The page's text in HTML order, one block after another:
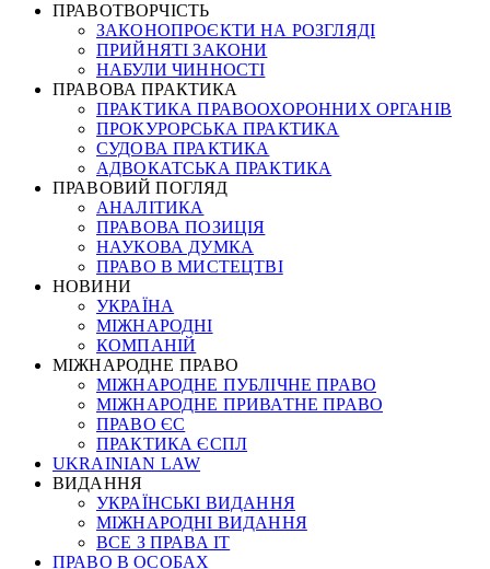
ПРАВОТВОРЧІСТЬ
ЗАКОНОПРОЄКТИ НА РОЗГЛЯДІ
ПРИЙНЯТІ ЗАКОНИ
НАБУЛИ ЧИННОСТІ
ПРАВОВА ПРАКТИКА
ПРАКТИКА ПРАВООХОРОННИХ ОРГАНІВ
ПРОКУРОРСЬКА ПРАКТИКА
СУДОВА ПРАКТИКА
АДВОКАТСЬКА ПРАКТИКА
ПРАВОВИЙ ПОГЛЯД
АНАЛІТИКА
ПРАВОВА ПОЗИЦІЯ
НАУКОВА ДУМКА
ПРАВО В МИСТЕЦТВІ
НОВИНИ
УКРАЇНА
МІЖНАРОДНІ
КОМПАНІЙ
МІЖНАРОДНЕ ПРАВО
МІЖНАРОДНЕ ПУБЛІЧНЕ ПРАВО
МІЖНАРОДНЕ ПРИВАТНЕ ПРАВО
ПРАВО ЄС
ПРАКТИКА ЄСПЛ
UKRAINIAN LAW
ВИДАННЯ
УКРАЇНСЬКІ ВИДАННЯ
МІЖНАРОДНІ ВИДАННЯ
ВСЕ З ПРАВА ІТ
ПРАВО В ОСОБАХ